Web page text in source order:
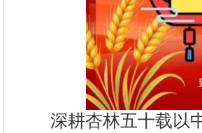
深耕杏林五十载